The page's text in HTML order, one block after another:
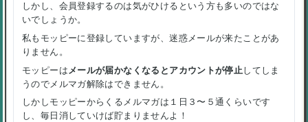
しかし、会員登録するのは気がひけるという方も多いのではな
いでしょうか。
私もモッピーに登録していますが、迷惑メールが来たことがあ
りません 。
モッピーは メールが届かなくなるとアカウントが停止 してしま
うので メルマガ解除はできません 。
しかしモッピーからくるメルマガは１日３〜５通くらいです
し、毎日消していけば貯まりませんよ！